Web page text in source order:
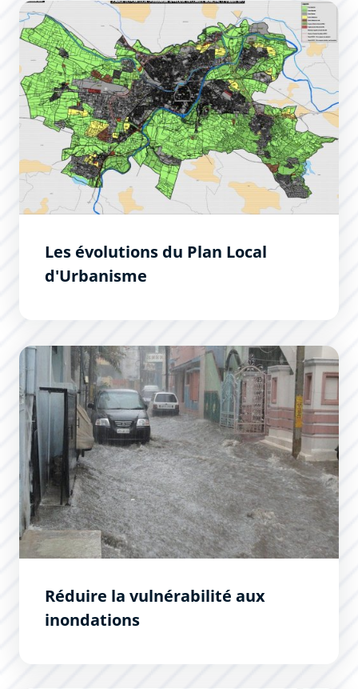
Les évolutions du Plan Local d&#039;Urbanisme
Les évolutions du Plan Local
d'Urbanisme
Réduire la vulnérabilité aux inondations
Réduire la vulnérabilité aux
inondations